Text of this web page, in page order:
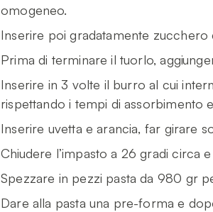
omogeneo.
Inserire poi gradatamente
Prima di terminare il tuorlo,
Inserire in 3 volte il burro al cui
rispettando i tempi di assorbimento
Inserire uvetta e arancia, far girare
Chiudere l’impasto a 26 gradi circa
Spezzare in pezzi pasta da 980 gr
Dare alla pasta una pre-forma e